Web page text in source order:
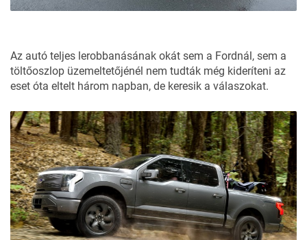
Az autó teljes lerobbanásának okát sem a Fordnál, sem a
töltőoszlop üzemeltetőjénél nem tudták még kideríteni az
eset óta eltelt három napban, de keresik a válaszokat.